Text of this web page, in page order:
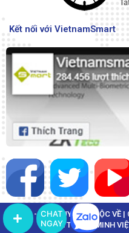
CHAT
NGAY
Kết nối với VietnamSmart
© 2022 - BẢN QUYỀN THUỘC VỀ |
TIN THÔNG MINH